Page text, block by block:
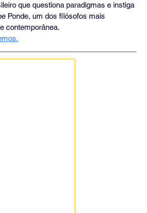
que questiona paradigmas e instiga
Ponde, um dos filósofos mais
contemporânea.
.